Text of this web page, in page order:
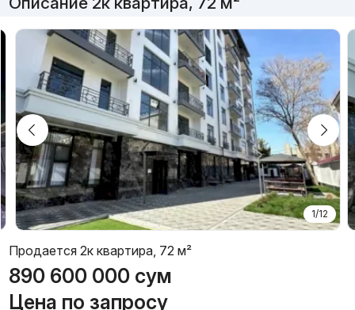
1/12
Продается 2к квартира, 72 м²
890 600 000 сум
Цена по запросу